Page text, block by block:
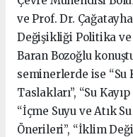
ve Prof. Dr.
Değişikliği Politika ve
Baran Bozoğlu
seminerlerde ise “Su
Taslakları”, “Su
“İçme Suyu ve Atık
Önerileri”, “İklim